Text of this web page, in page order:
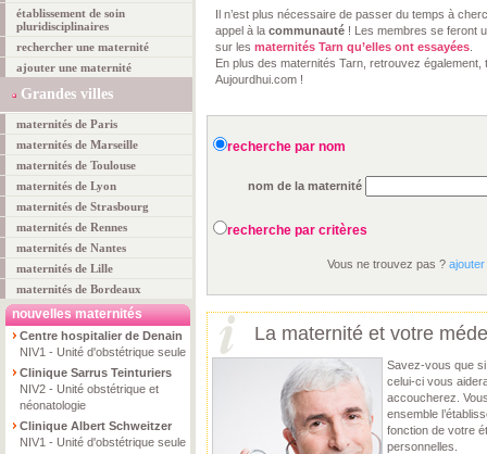
établissement de soin
pluridisciplinaires
rechercher une maternité
ajouter une maternité
Grandes villes
maternités de Paris
maternités de Marseille
maternités de Toulouse
maternités de Lyon
maternités de Strasbourg
maternités de Rennes
maternités de Nantes
maternités de Lille
maternités de Bordeaux
nouvelles maternités
Centre hospitalier de Denain
NIV1 - Unité d'obstétrique seule
Clinique Sarrus Teinturiers
NIV2 - Unité obstétrique et
néonatologie
Clinique Albert Schweitzer
NIV1 - Unité d'obstétrique seule
Il n’est plus nécessaire de passer du temps à
appel à la communauté ! Les membres se feront
sur les maternités Tarn qu’elles ont essayées
En plus des maternités Tarn, retrouvez
Aujourdhui.com !
recherche par nom
nom de la maternité
recherche par critères
Vous ne trouvez pas ?
La maternité et votre
Savez-vous que
celui-ci vous
accoucherez.
ensemble
fonction de votre
personnelles.